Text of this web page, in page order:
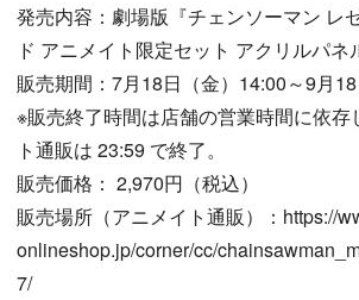
発売内容：劇場版『チェンソーマン レ
ド アニメイト限定セット アクリルパネ
販売期間：7月18日（金）14:00～9月18
※販売終了時間は店舗の営業時間に依存
ト通販は 23:59 で終了。
販売価格： 2,970円（税込）
販売場所（アニメイト通販）：https://
onlineshop.jp/corner/cc/
7/